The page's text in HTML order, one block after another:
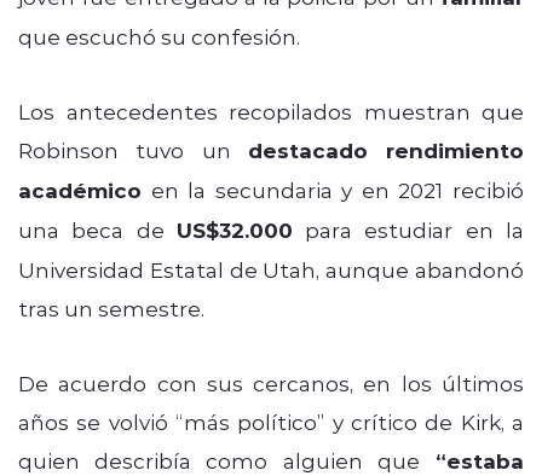
que escuchó su confesión.
Los antecedentes recopilados muestran que
Robinson tuvo un destacado rendimiento
académico en la secundaria y en 2021 recibió
una beca de US$32.000 para estudiar en la
Universidad Estatal de Utah, aunque abandonó
tras un semestre.
De acuerdo con sus cercanos, en los últimos
años se volvió “más político” y crítico de Kirk, a
quien describía como alguien que “estaba